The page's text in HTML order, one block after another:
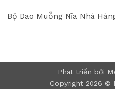
Bộ Dao Muỗng Nĩa Nhà
Phát triển bởi
Copyright 2026 ©